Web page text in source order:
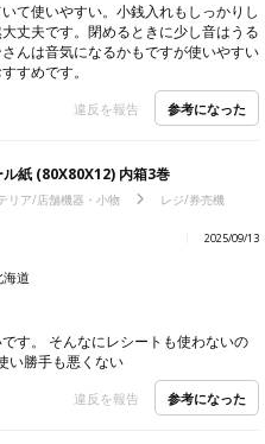
て使いやすい。小銭入れもしっかりし
丈夫です。閉めるときに少し音はうる
んは音気になるかもですが使いやすい
すめです。
違反を報告 参考になった
紙 (80X80X12) 内箱3巻
リア/店舗機器・小物 レジ/券売機
2025/09/13
海道
す。 そんなにレシートも使わないの
い勝手も悪くない
違反を報告 参考になった